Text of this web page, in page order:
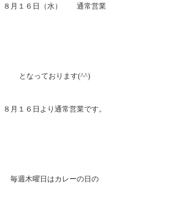
８月１６日（水） 通常営業
となっております(^^)
８月１６日より通常営業です。
毎週木曜日はカレーの日の